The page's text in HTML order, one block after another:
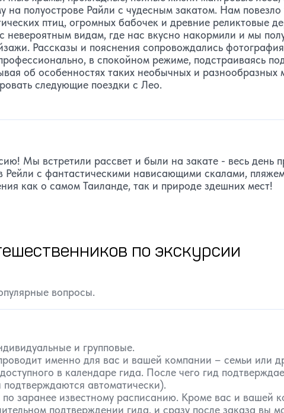
на полуострове Райли с чудесным закатом. Нам
птиц, огромных бабочек и древние реликтовые
невероятным видам, где нас вкусно накормили и мы
Рассказы и пояснения сопровождались
в спокойном режиме, подстраиваясь
об особенностях таких необычных и разнообразных
следующие поездки с Лео.
Мы встретили рассвет и были на закате - весь день
Рейли с фантастическими нависающими скалами,
как о самом Таиланде, так и природе здешних мест!
по экскурсии
вопросы.
и групповые.
именно для вас и вашей компании – семьи или
в календаре гида. После чего гид
автоматически).
по заранее известному расписанию. Кроме вас и вашей
подтверждении гида, и сразу после заказа вы